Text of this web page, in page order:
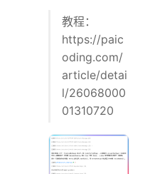
教程：
https://paic
oding.com/
article/detai
l/26068000
01310720